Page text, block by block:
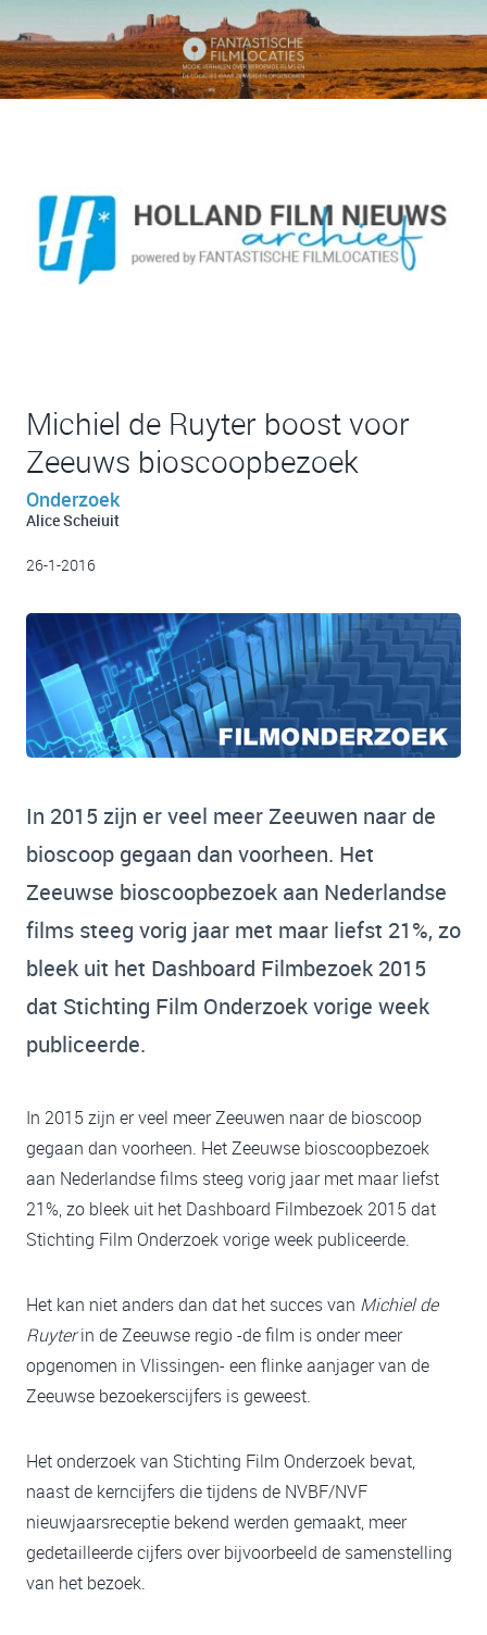
Michiel de Ruyter boost voor
Zeeuws bioscoopbezoek
Onderzoek
Alice Scheiuit
26-1-2016
In 2015 zijn er veel meer Zeeuwen naar de
bioscoop gegaan dan voorheen. Het
Zeeuwse bioscoopbezoek aan Nederlandse
films steeg vorig jaar met maar liefst 21%, zo
bleek uit het Dashboard Filmbezoek 2015
dat Stichting Film Onderzoek vorige week
publiceerde.
In 2015 zijn er veel meer Zeeuwen naar de bioscoop
gegaan dan voorheen. Het Zeeuwse bioscoopbezoek
aan Nederlandse films steeg vorig jaar met maar liefst
21%, zo bleek uit het Dashboard Filmbezoek 2015 dat
Stichting Film Onderzoek vorige week publiceerde.
Het kan niet anders dan dat het succes van Michiel de
Ruyterin de Zeeuwse regio -de film is onder meer
opgenomen in Vlissingen- een flinke aanjager van de
Zeeuwse bezoekerscijfers is geweest.
Het onderzoek van Stichting Film Onderzoek bevat,
naast de kerncijfers die tijdens de NVBF/NVF
nieuwjaarsreceptie bekend werden gemaakt, meer
gedetailleerde cijfers over bijvoorbeeld de samenstelling
van het bezoek.